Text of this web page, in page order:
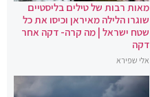
מאות רבות של טילים בליסטיים
שוגרו הלילה מאיראן וכיסו את כל
שטח ישראל | מה קרה- דקה אחר
דקה
אלי שפירא